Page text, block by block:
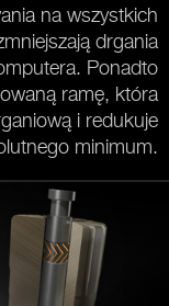
na wszystkich
drgania
Ponadto
ramę, która
i redukuje
minimum.